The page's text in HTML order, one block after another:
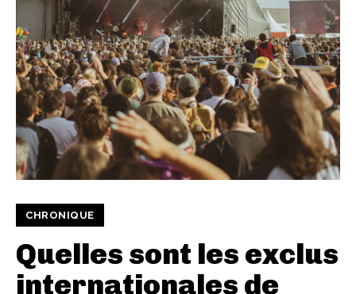
CHRONIQUE
Quelles sont les exclus
internationales de